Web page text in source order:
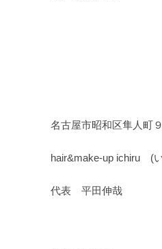
名古屋市昭和区隼人町
hair&make-up ichiru (い
代表 平田伸哉